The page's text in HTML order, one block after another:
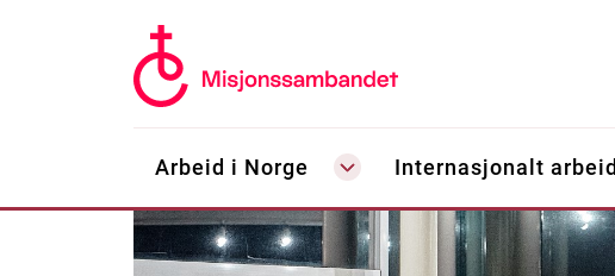
Arbeid i Norge Internasjonalt arbeid